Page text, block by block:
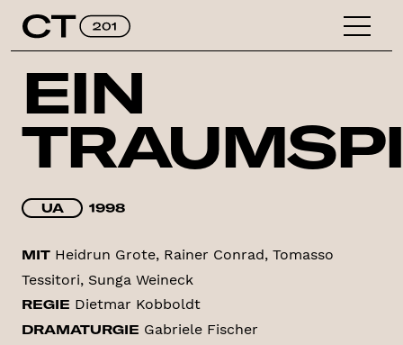
EIN
UA 1998
MIT Heidrun Grote, Rainer Conrad, Tomasso
Tessitori, Sunga Weineck
REGIE Dietmar Kobboldt
DRAMATURGIE Gabriele Fischer